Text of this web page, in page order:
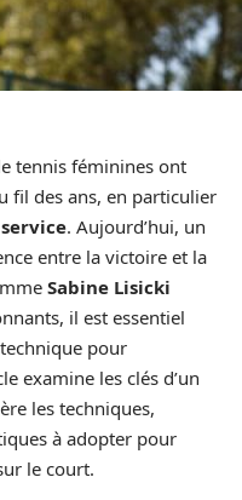
tennis féminines ont
fil des ans, en particulier
. Aujourd’hui, un
entre la victoire et la
Sabine Lisicki
il est essentiel
pour
examine les clés d’un
les techniques,
à adopter pour
le court.